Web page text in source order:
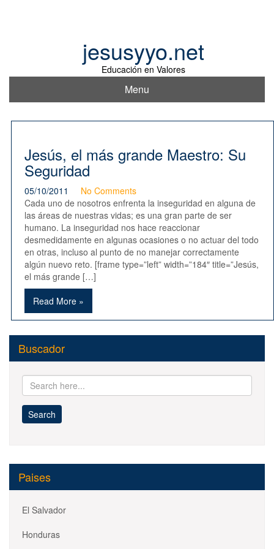
jesusyyo.net
Educación en Valores
Menu
Jesús, el más grande Maestro: Su
Seguridad
05/10/2011
No Comments
Cada uno de nosotros enfrenta la inseguridad en alguna de
las áreas de nuestras vidas; es una gran parte de ser
humano. La inseguridad nos hace reaccionar
desmedidamente en algunas ocasiones o no actuar del todo
en otras, incluso al punto de no manejar correctamente
algún nuevo reto. [frame type=”left” width=”184″ title=”Jesús,
el más grande […]
Read More »
Buscador
Paises
El Salvador
Honduras